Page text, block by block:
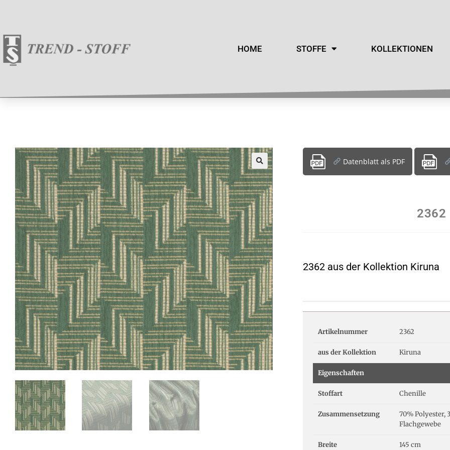
HOME STOFFE KOLLEKTIONEN
Datenblatt als PDF
2362
2362 aus der Kollektion Kiruna
Artikelnummer 2362
aus der Kollektion Kiruna
Eigenschaften
Stoffart Chenille
Zusammensetzung
70% Polyester,
Flachgewebe
Breite 145 cm